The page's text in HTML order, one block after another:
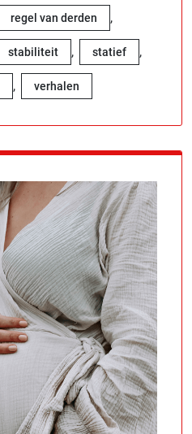
regel van derden ,
stabiliteit , statief ,
, verhalen